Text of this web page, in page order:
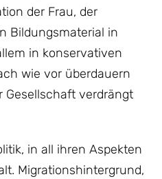
der Frau, der
Bildungsmaterial in
in konservativen
wie vor überdauern
Gesellschaft verdrängt
in all ihren Aspekten
Migrationshintergrund,